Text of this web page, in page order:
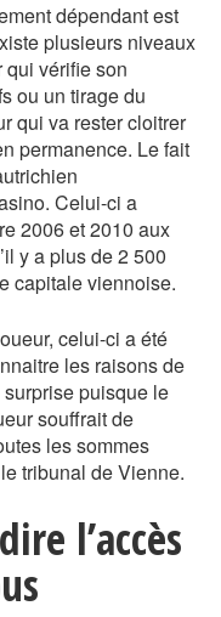
dépendant est
plusieurs niveaux
vérifie son
ou un tirage du
qui va rester cloitrer
permanence. Le fait
Celui-ci a
2006 et 2010 aux
y a plus de 2 500
capitale viennoise.
celui-ci a été
les raisons de
puisque le
souffrait de
les sommes
tribunal de Vienne.
l’accès